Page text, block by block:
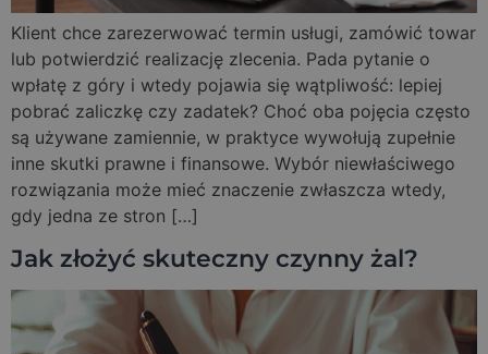
Klient chce zarezerwować termin usługi, zamówić towar
lub potwierdzić realizację zlecenia. Pada pytanie o
wpłatę z góry i wtedy pojawia się wątpliwość: lepiej
pobrać zaliczkę czy zadatek? Choć oba pojęcia często
są używane zamiennie, w praktyce wywołują zupełnie
inne skutki prawne i finansowe. Wybór niewłaściwego
rozwiązania może mieć znaczenie zwłaszcza wtedy,
gdy jedna ze stron […]
Jak złożyć skuteczny czynny żal?